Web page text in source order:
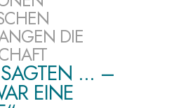
DIE
... –
EINE